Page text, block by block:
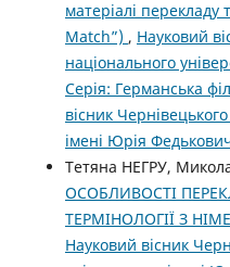
матеріалі
Match”) , Науковий
національного
Серія: Германська
вісник
імені Юрія
Тетяна НЕГРУ,
ОСОБЛИВОСТІ
ТЕРМІНОЛОГІЇ З
Науковий вісник